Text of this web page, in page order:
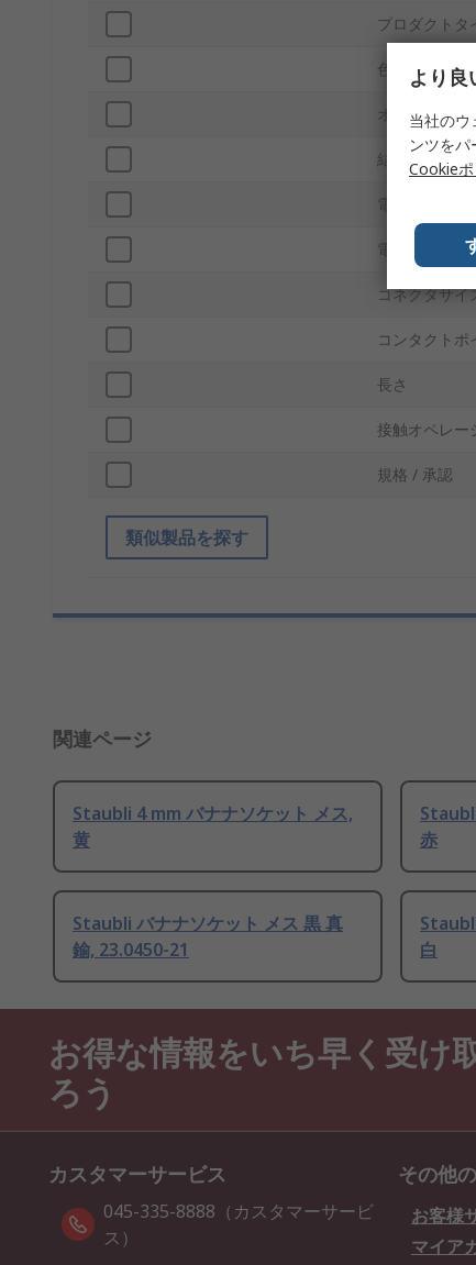
プロダクトタ
色
オス/メス
結線方法
電流
電圧
コネクタサイ
コンタクトポ
長さ
接触オペレー
規格 / 承認
類似製品を探す
関連ページ
Staubli 4 mm バナナソケット メス,
黄
赤
Staubli バナナソケット メス 黒 真
鍮, 23.0450-21
白
お得な情報をいち早く受け
ろう
カスタマーサービス
045-335-8888（カスタマーサービ
ス）
その他
お客様
マイア
より
当社の
ンツを
Cookie